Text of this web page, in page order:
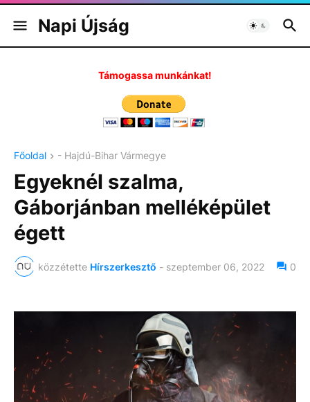
Napi Újság
Támogassa munkánkat!
Főoldal - Hajdú-Bihar Vármegye
Egyeknél szalma,
Gáborjánban melléképület
égett
közzétette Hírszerkesztő - szeptember 06, 2022 0